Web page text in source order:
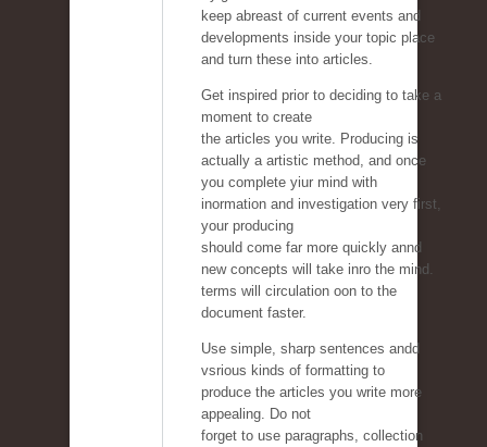
keep abreast of current events and
developments inside your topic place
and turn these into articles.
Get inspired prior to deciding to take a
moment to create
the articles you write. Producing is
actually a artistic method, and once
you complete yiur mind with
inormation and investigation very first,
your producing
should come far more quickly annd
new concepts will take inro the mind.
terms will circulation oon to the
document faster.
Use simple, sharp sentences andd
vsrious kinds of formatting to
produce the articles you write more
appealing. Do not
forget to use paragraphs, collection